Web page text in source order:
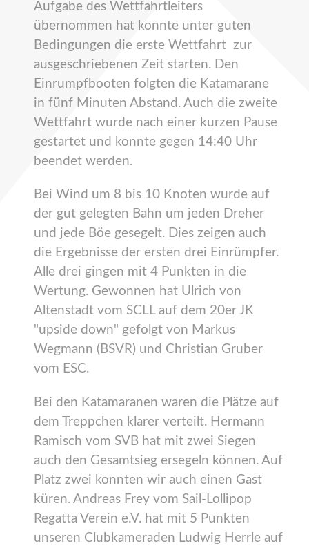
Aufgabe des Wettfahrtleiters
übernommen hat konnte unter guten
Bedingungen die erste Wettfahrt zur
ausgeschriebenen Zeit starten. Den
Einrumpfbooten folgten die Katamarane
in fünf Minuten Abstand. Auch die zweite
Wettfahrt wurde nach einer kurzen Pause
gestartet und konnte gegen 14:40 Uhr
beendet werden.
Bei Wind um 8 bis 10 Knoten wurde auf
der gut gelegten Bahn um jeden Dreher
und jede Böe gesegelt. Dies zeigen auch
die Ergebnisse der ersten drei Einrümpfer.
Alle drei gingen mit 4 Punkten in die
Wertung. Gewonnen hat Ulrich von
Altenstadt vom SCLL auf dem 20er JK
"upside down" gefolgt von Markus
Wegmann (BSVR) und Christian Gruber
vom ESC.
Bei den Katamaranen waren die Plätze auf
dem Treppchen klarer verteilt. Hermann
Ramisch vom SVB hat mit zwei Siegen
auch den Gesamtsieg ersegeln können. Auf
Platz zwei konnten wir auch einen Gast
küren. Andreas Frey vom Sail-Lollipop
Regatta Verein e.V. hat mit 5 Punkten
unseren Clubkameraden Ludwig Herrle auf